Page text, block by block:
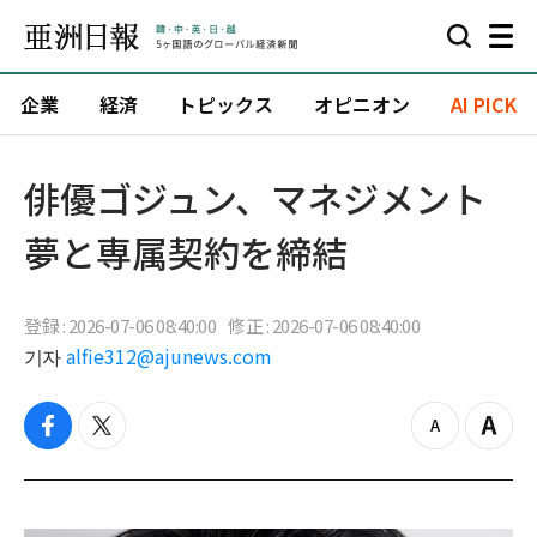
企業 経済 トピックス オピニオン AI PICK
俳優ゴジュン、マネジメント
夢と専属契約を締結
登録 : 2026-07-06 08:40:00 修正 : 2026-07-06 08:40:00
기자 alfie312@ajunews.com
f
c
b
t
i
t
z
o
o
Z
o
i